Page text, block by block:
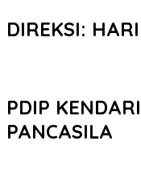
DIREKSI:
PDIP
PANCASILA